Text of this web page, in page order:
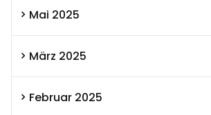
Mai 2025
März 2025
Februar 2025